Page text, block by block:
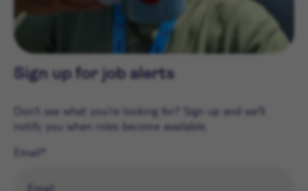
Sign up for job alerts
Don't see what you're looking for? Sign up and we'll
notify you when roles become available.
Email